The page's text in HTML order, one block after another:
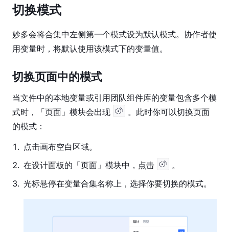
切换模式
妙多会将合集中左侧第一个模式设为默认模式。协作者使
用变量时，将默认使用该模式下的变量值。
切换页面中的模式
当文件中的本地变量或引用团队组件库的变量包含多个模
式时，「页面」模块会出现
。此时你可以切换页面
的模式：
1 . 点击画布空白区域。
2. 在设计面板的「页面」模块中，点击
。
3. 光标悬停在变量合集名称上，选择你要切换的模式。